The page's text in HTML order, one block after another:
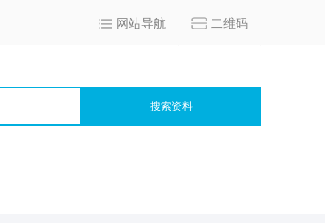
网站导航 二维码
搜索资料